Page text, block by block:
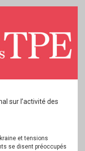
sur l’activité des
et tensions
se disent préoccupés